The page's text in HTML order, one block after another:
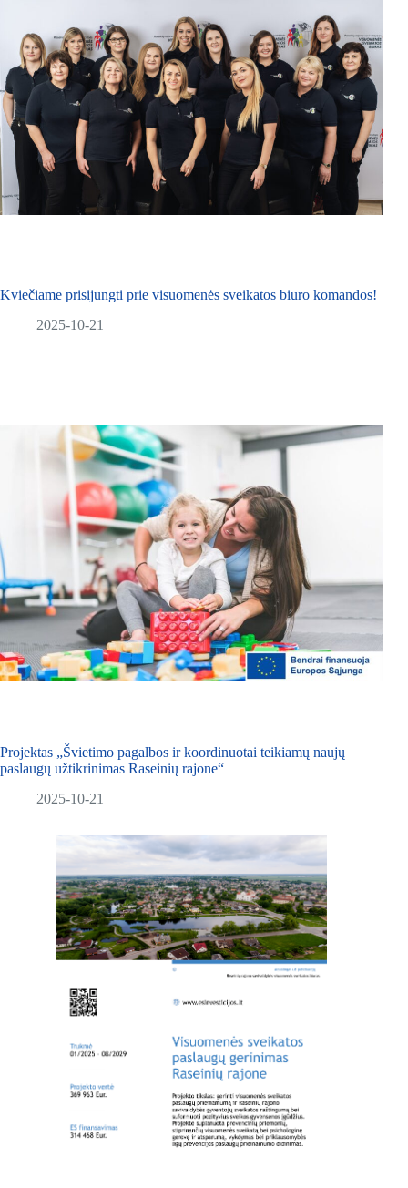
Kviečiame prisijungti prie visuomenės sveikatos biuro komandos!
2025-10-21
Projektas „Švietimo pagalbos ir koordinuotai teikiamų naujų
paslaugų užtikrinimas Raseinių rajone“
2025-10-21